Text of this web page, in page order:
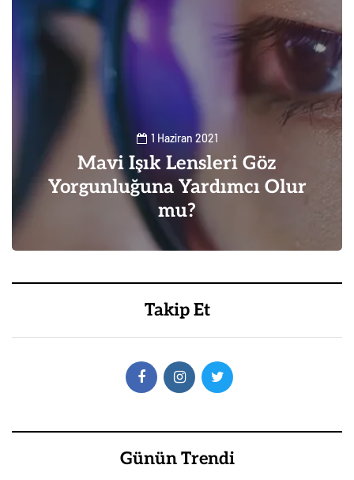
1 Haziran 2021
Mavi Işık Lensleri Göz
Yorgunluğuna Yardımcı Olur
mu?
0
Takip Et
Günün Trendi